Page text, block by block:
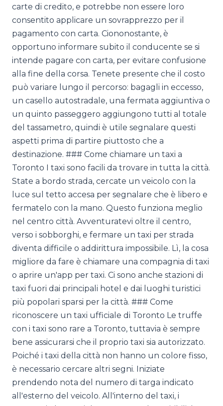
carte di credito, e potrebbe non essere loro
consentito applicare un sovrapprezzo per il
pagamento con carta. Ciononostante, è
opportuno informare subito il conducente se si
intende pagare con carta, per evitare confusione
alla fine della corsa. Tenete presente che il costo
può variare lungo il percorso: bagagli in eccesso,
un casello autostradale, una fermata aggiuntiva o
un quinto passeggero aggiungono tutti al totale
del tassametro, quindi è utile segnalare questi
aspetti prima di partire piuttosto che a
destinazione. ### Come chiamare un taxi a
Toronto I taxi sono facili da trovare in tutta la città.
State a bordo strada, cercate un veicolo con la
luce sul tetto accesa per segnalare che è libero e
fermatelo con la mano. Questo funziona meglio
nel centro città. Avventuratevi oltre il centro,
verso i sobborghi, e fermare un taxi per strada
diventa difficile o addirittura impossibile. Lì, la cosa
migliore da fare è chiamare una compagnia di taxi
o aprire un'app per taxi. Ci sono anche stazioni di
taxi fuori dai principali hotel e dai luoghi turistici
più popolari sparsi per la città. ### Come
riconoscere un taxi ufficiale di Toronto Le truffe
con i taxi sono rare a Toronto, tuttavia è sempre
bene assicurarsi che il proprio taxi sia autorizzato.
Poiché i taxi della città non hanno un colore fisso,
è necessario cercare altri segni. Iniziate
prendendo nota del numero di targa indicato
all'esterno del veicolo. All'interno del taxi, i